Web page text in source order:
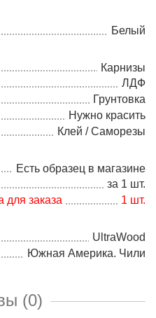
Белый
Карнизы
ЛДФ
Грунтовка
Нужно красить
Клей / Саморезы
Есть образец в магазине
за 1 шт.
для заказа
1 шт.
UltraWood
Южная Америка. Чили
(0)